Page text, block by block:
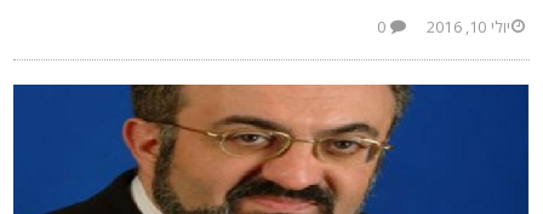
יולי 10, 2016
0